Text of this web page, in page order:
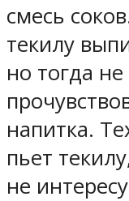
смесь
текилу
но тогда не
напитка.
пьет
не